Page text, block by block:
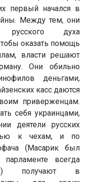
первый начался в
Между тем, они
русского духа
оказать помощь
власти решают
Они обильно
деньгами,
касс даются
приверженцам.
себя украинцами,
деятели русских
к чехам, и по
(Масарик был
всегда
получают в